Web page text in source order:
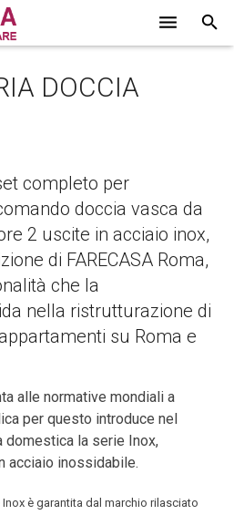
DOCCIA
completo per
doccia vasca da
2 uscite in acciaio inox,
di FARECASA Roma,
che la
nella ristrutturazione di
su Roma e
alle normative mondiali a
per questo introduce nel
domestica la serie Inox,
acciaio inossidabile.
è garantita dal marchio rilasciato